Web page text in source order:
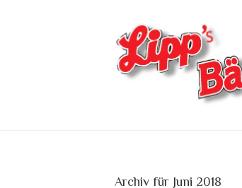
Archiv für Juni 2018